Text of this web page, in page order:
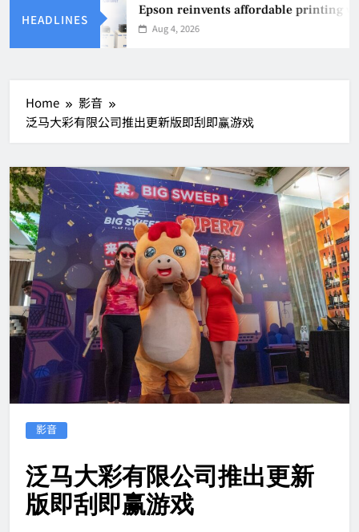
HEADLINES
Epson reinvents affordable printing
Aug 4, 2026
Home
影音
泛马大彩有限公司推出更新版即刮即赢游戏
影音
泛马大彩有限公司推出更新
版即刮即赢游戏